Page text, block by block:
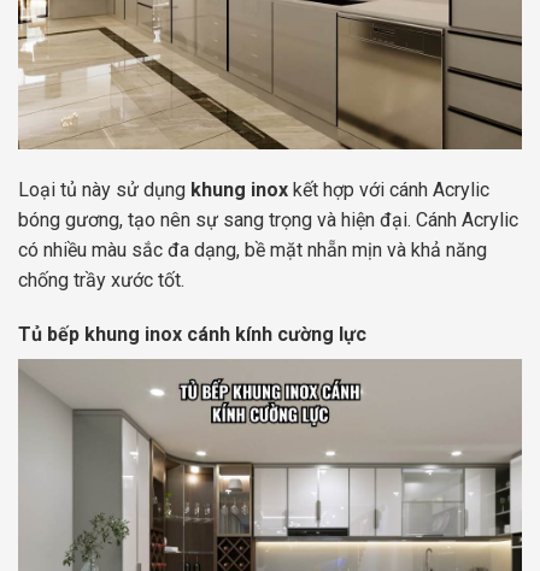
Loại tủ này sử dụng khung inox kết hợp với cánh Acrylic
bóng gương, tạo nên sự sang trọng và hiện đại. Cánh Acrylic
có nhiều màu sắc đa dạng, bề mặt nhẵn mịn và khả năng
chống trầy xước tốt.
Tủ bếp khung inox cánh kính cường lực